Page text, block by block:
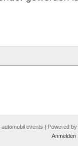
events | Powered by
Anmelden|